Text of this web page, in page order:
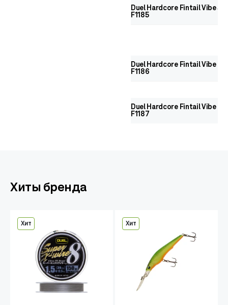
Duel Hardcore Fintail Vibe 55
F1185
Duel Hardcore Fintail Vibe 70
F1186
Duel Hardcore Fintail Vibe 80
F1187
Хиты бренда
Хит Хит